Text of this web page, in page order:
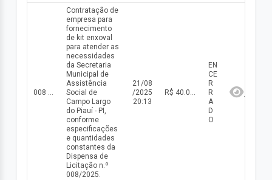
008 DISP/2025
Contratação de
empresa para
fornecimento
de kit enxoval
para atender as
necessidades
da Secretaria
Municipal de
Assistência
Social de
Campo Largo
do Piauí - PI,
conforme
especificações
e quantidades
constantes da
Dispensa de
Licitação n.º
008/2025.
21/08
/2025
20:13
R$ 40.018,00(valor inicial) R$ 40.018,00(valor atualizado)
EN
CE
R
R
A
D
O